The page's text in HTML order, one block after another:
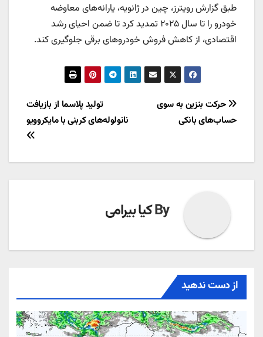
طبق گزارش رویترز، چین در ژانویه، یارانه‌های معاوضه
خودرو را تا سال ۲۰۲۵ تمدید کرد تا ضمن احیای رشد
اقتصادی، از کاهش فروش خودروهای برقی جلوگیری کند.
راهبری
نوشته
تولید پلاسما از بازیافت
نانولوله‌های کربنی با مایکروویو
حرکت بنزین به‌ سوی
حساب‌های بانکی
Byکیا بیرامی
از دست ندهید